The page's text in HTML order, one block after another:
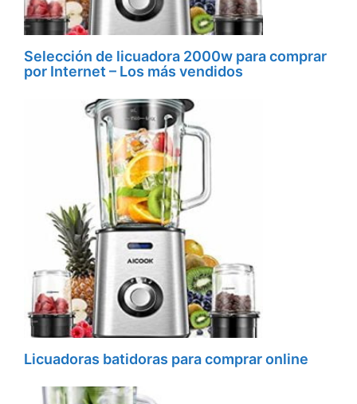
Selección de licuadora 2000w para comprar
por Internet – Los más vendidos
Licuadoras batidoras para comprar online